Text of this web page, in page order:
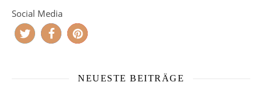
Social Media
NEUESTE BEITRÄGE